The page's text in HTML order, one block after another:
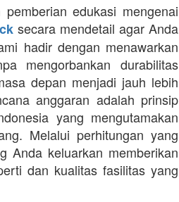
edukasi mengenai
secara mendetail agar Anda
hadir dengan menawarkan
mengorbankan durabilitas
depan menjadi jauh lebih
anggaran adalah prinsip
yang mengutamakan
Melalui perhitungan yang
Anda keluarkan memberikan
dan kualitas fasilitas yang